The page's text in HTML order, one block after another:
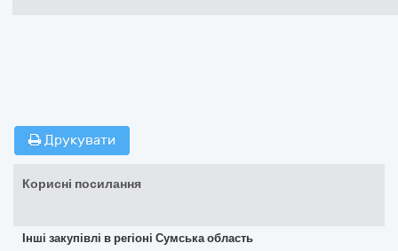
Друкувати
Корисні посилання
Інші закупівлі в регіоні Сумська область